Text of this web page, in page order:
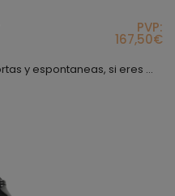
PVP:
167,50€
Bota Racing ideal para salidas cortas y espontaneas, si eres más atrevido y siempre tienes prisa, también puedes contar con este modelo, es el modelo de bota Racing más básico de nuestra gama, sin embargo, es uno de los más elegantes debido a la combinación de color que lleva, es una bota con mucha flexibilidad y muy blanda, lleva incorporadas deslizaderas que puedes ir cambiando si tienes tendencia a rozarlas; Sin más! Bota cómoda, bonita, segura y fácil de llevar....